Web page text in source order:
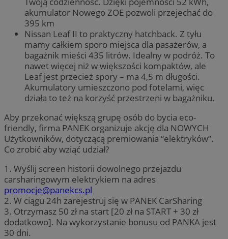
akumulator Nowego ZOE pozwoli przejechać do
395 km
Nissan Leaf II to praktyczny hatchback. Z tyłu
mamy całkiem sporo miejsca dla pasażerów, a
bagażnik mieści 435 litrów. Idealny w podróż. To
nawet więcej niż w większości kompaktów, ale
Leaf jest przecież spory – ma 4,5 m długości.
Akumulatory umieszczono pod fotelami, więc
działa to też na korzyść przestrzeni w bagażniku.
Aby przekonać większą grupę osób do bycia eco-
friendly, firma PANEK organizuje akcję dla NOWYCH
Użytkowników, dotyczącą premiowania “elektryków”.
Co zrobić aby wziąć udział?
1. Wyślij screen historii dowolnego przejazdu
carsharingowym elektrykiem na adres
promocje@panekcs.pl
2. W ciągu 24h zarejestruj się w PANEK CarSharing
3. Otrzymasz 50 zł na start [20 zł na START + 30 zł
dodatkowo]. Na wykorzystanie bonusu od PANKA jest
30 dni.